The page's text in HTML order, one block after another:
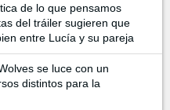
de lo que pensamos
del tráiler sugieren que
entre Lucía y su pareja
se luce con un
distintos para la